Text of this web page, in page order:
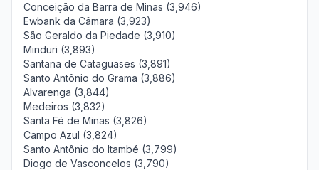
Conceição da Barra de Minas (3,946)
Ewbank da Câmara (3,923)
São Geraldo da Piedade (3,910)
Minduri (3,893)
Santana de Cataguases (3,891)
Santo Antônio do Grama (3,886)
Alvarenga (3,844)
Medeiros (3,832)
Santa Fé de Minas (3,826)
Campo Azul (3,824)
Santo Antônio do Itambé (3,799)
Diogo de Vasconcelos (3,790)